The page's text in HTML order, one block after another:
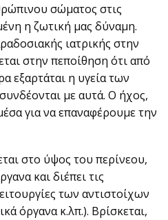
σώματος στις
η ζωτική μας δύναμη.
ιατρικής στην
στην πεποίθηση ότι από
εξαρτάται η υγεία των
με αυτά. Ο ήχος,
για να επαναφέρουμε την
στο ύψος του περίνεου,
και διέπει τις
των αντιστοίχων
όργανα κ.λπ.). Βρίσκεται,